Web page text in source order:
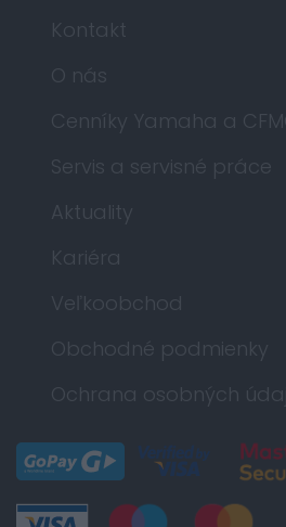
Kontakt
O nás
Cenníky Yamaha a
Servis a servisné práce
Aktuality
Kariéra
Veľkoobchod
Obchodné podmienky
Ochrana osobných